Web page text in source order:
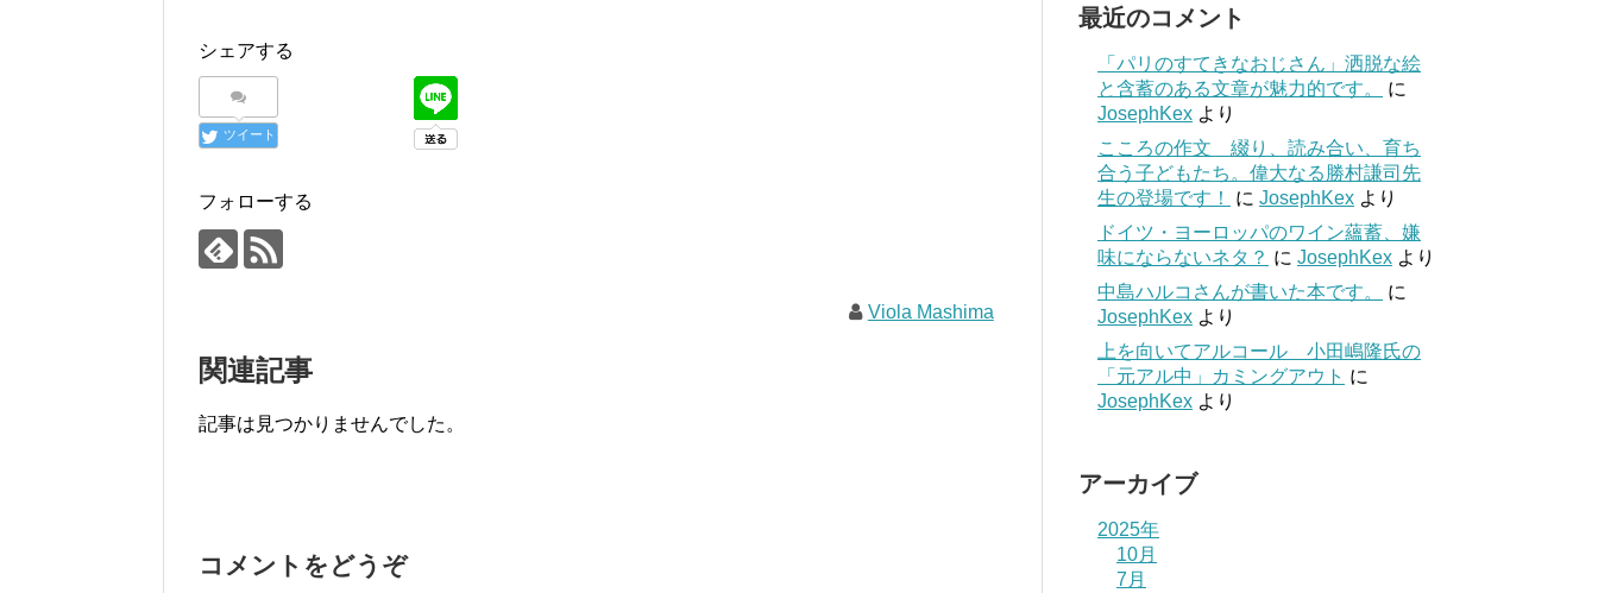
シェアする
ツイート
フォローする
Viola Mashima
関連記事
記事は見つかりませんでした。
コメントをどうぞ
最近のコメント
「パリのすてきなおじさん」洒脱な絵
と含蓄のある文章が魅力的です。
に
JosephKex より
こころの作文 綴り、読み合い、育ち
合う子どもたち。偉大なる勝村謙司先
生の登場です！
に JosephKex より
ドイツ・ヨーロッパのワイン蘊蓄、嫌
味にならないネタ？ に JosephKex より
中島ハルコさんが書いた本です。
に
JosephKex より
上を向いてアルコール 小田嶋隆氏の
「元アル中」カミングアウト に
JosephKex より
アーカイブ
2025年
10月
7月